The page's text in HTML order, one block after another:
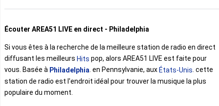
Écouter AREA51 LIVE en direct - Philadelphia
Si vous êtes à la recherche de la meilleure station de radio en direct
diffusant les meilleurs Hits pop, alors AREA51 LIVE est faite pour
vous. Basée à Philadelphia. en Pennsylvanie, aux États-Unis. cette
station de radio est l'endroit idéal pour trouver la musique la plus
populaire du moment.